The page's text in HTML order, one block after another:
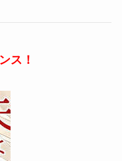
ス！